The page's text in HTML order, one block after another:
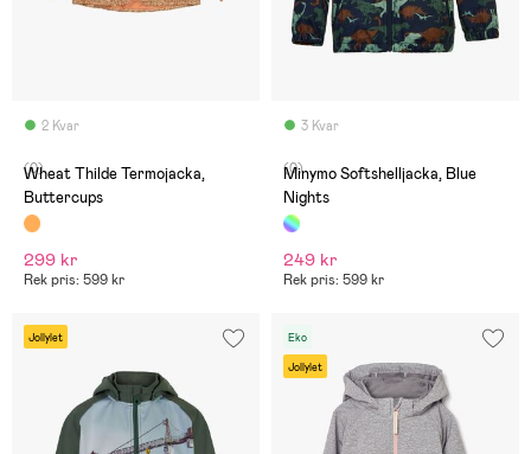
2 Kvar
(0)
Wheat Thilde Termojacka,
Buttercups
299 kr
Rek pris: 599 kr
3 Kvar
(0)
Minymo Softshelljacka, Blue
Nights
249 kr
Rek pris: 599 kr
Jollylet Eko
Jollylet